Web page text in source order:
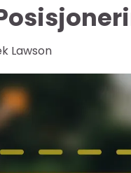
Lawson